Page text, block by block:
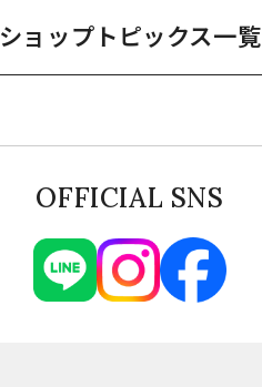
ショップトピックス一覧
OFFICIAL SNS